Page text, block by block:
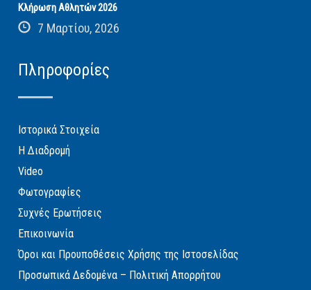
Κλήρωση Αθλητών 2026
7 Μαρτίου, 2026
Πληροφορίες
Ιστορικά Στοιχεία
Η Διαδρομή
Video
Φωτογραφίες
Συχνές Ερωτήσεις
Επικοινωνία
Όροι και Προυποθέσεις Χρήσης της Ιστοσελίδας
Προσωπικά Δεδομένα – Πολιτική Απορρήτου